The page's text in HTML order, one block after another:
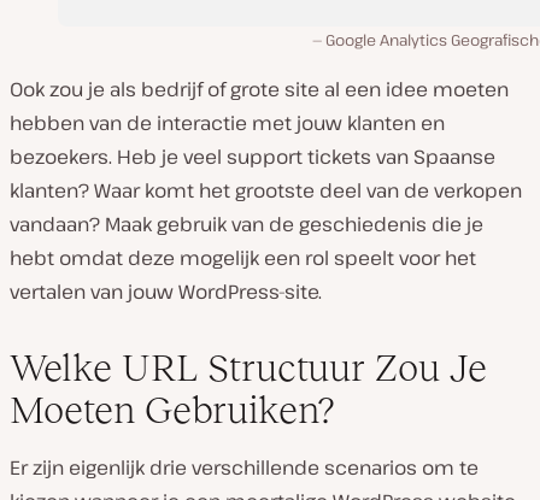
Google Analytics
Ook zou je als bedrijf of grote site al een idee moeten
hebben van de interactie met jouw klanten en
bezoekers. Heb je veel support tickets van Spaanse
klanten? Waar komt het grootste deel van de verkopen
vandaan? Maak gebruik van de geschiedenis die je
hebt omdat deze mogelijk een rol speelt voor het
vertalen van jouw WordPress-site.
Welke URL Structuur Zou Je
Moeten Gebruiken?
Er zijn eigenlijk drie verschillende scenarios om te